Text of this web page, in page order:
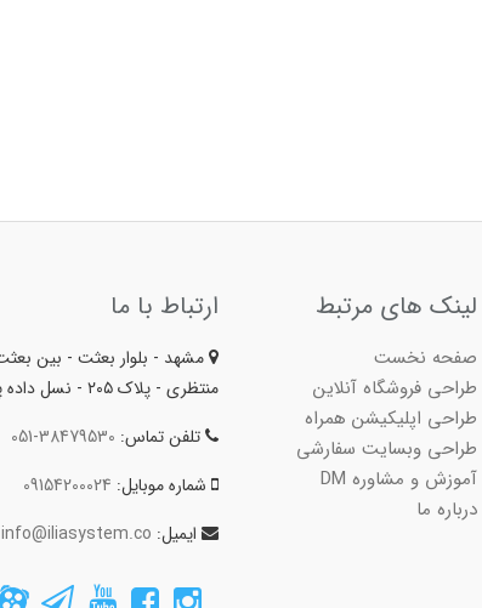
لینک های مرتبط
صفحه نخست
طراحی فروشگاه آنلاین
طراحی اپلیکیشن همراه
طراحی وبسایت سفارشی
آموزش و مشاوره DM
درباره ما
ارتباط با ما
منتظری - پلاک ۲۰۵ - نسل داده پردازی ایلیا
تلفن تماس: 051-38479530
شماره موبایل: 09154200024
ایمیل: info@iliasystem.co